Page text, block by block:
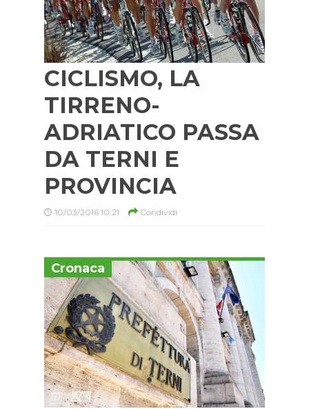
CICLISMO, LA
TIRRENO-
ADRIATICO PASSA
DA TERNI E
PROVINCIA
10/03/2016 10:21 Condividi
Cronaca